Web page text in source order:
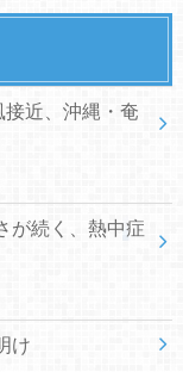
接近、沖縄・奄
が続く、熱中症
け